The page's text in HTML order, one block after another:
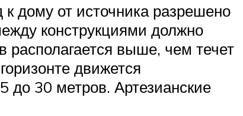
дому от источника разрешено
конструкциями должно
выше, чем течет
движется
до 30 метров. Артезианские